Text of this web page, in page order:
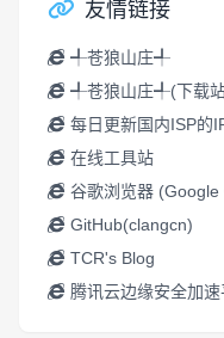
友情链接
╃苍狼山庄╃
╃苍狼山庄╃(下载
每日更新国内ISP的
在线工具站
谷歌浏览器
GitHub(clangcn)
TCR's Blog
腾讯云边缘安全加